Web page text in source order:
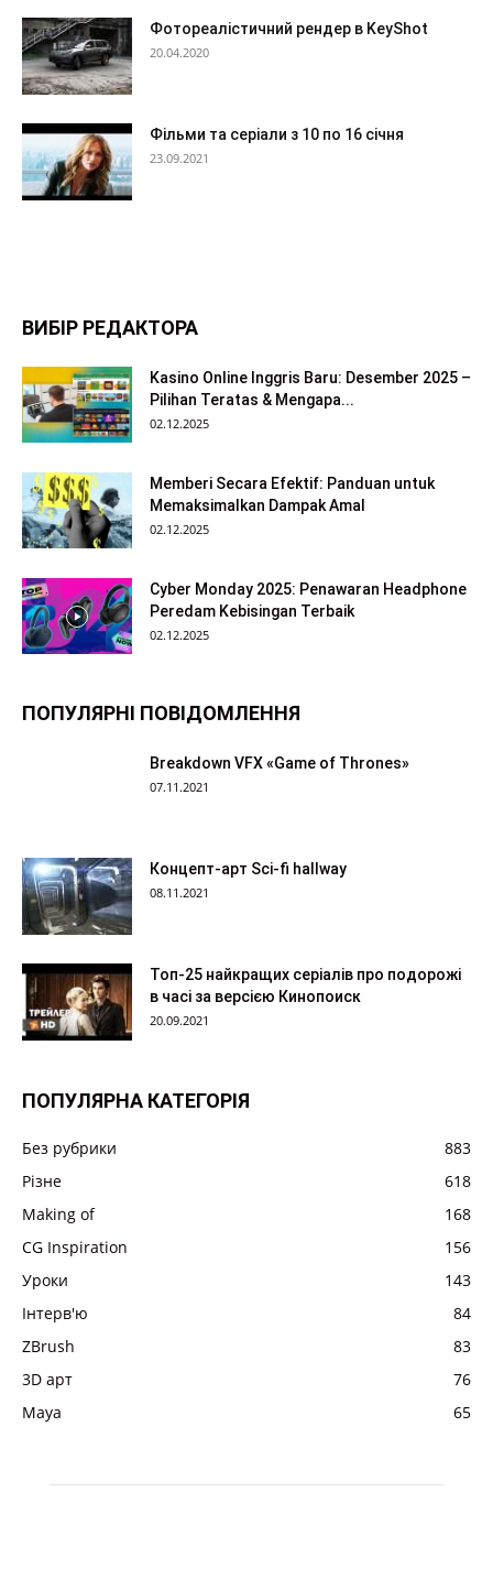
Фотореалістичний рендер в KeyShot
20.04.2020
Фільми та серіали з 10 по 16 січня
23.09.2021
ВИБІР РЕДАКТОРА
Kasino Online Inggris Baru: Desember 2025 –
Pilihan Teratas & Mengapa...
02.12.2025
Memberi Secara Efektif: Panduan untuk
Memaksimalkan Dampak Amal
02.12.2025
Cyber Monday 2025: Penawaran Headphone
Peredam Kebisingan Terbaik
02.12.2025
ПОПУЛЯРНІ ПОВІДОМЛЕННЯ
Breakdown VFX «Game of Thrones»
07.11.2021
Концепт-арт Sci-fi hallway
08.11.2021
Топ-25 найкращих серіалів про подорожі
в часі за версією Кинопоиск
20.09.2021
ПОПУЛЯРНА КАТЕГОРІЯ
Без рубрики
883
Різне
618
Making of
168
CG Inspiration
156
Уроки
143
Інтерв'ю
84
ZBrush
83
3D арт
76
Maya
65